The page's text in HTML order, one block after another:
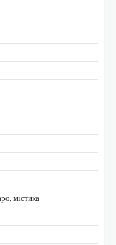
містика